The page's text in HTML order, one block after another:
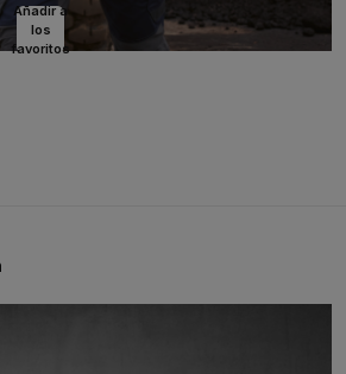
Añadir a
los
favoritos